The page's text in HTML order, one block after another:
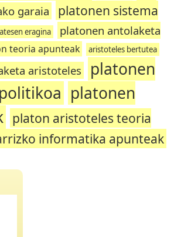
garaia
platonen sistema
eragina
platonen antolaketa
teoria apunteak aristoteles bertutea
aristoteles
platonen
platonen
platon aristoteles teoria
informatika apunteak